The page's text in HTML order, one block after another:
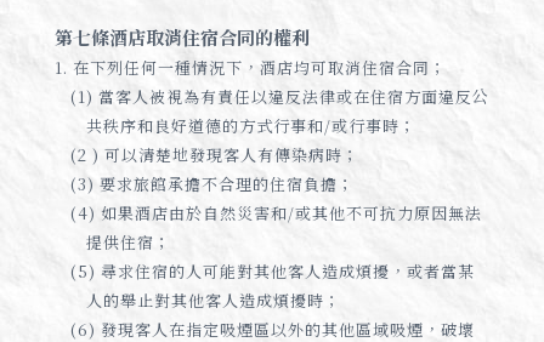
第七條酒店取消住宿合同的權利
1. 在下列任何一種情況下，酒店均可取消住宿合同；
(1) 當客人被視為有責任以違反法律或在住宿方面違反公
共秩序和良好道德的方式行事和/或行事時；
(2 ) 可以清楚地發現客人有傳染病時；
(3) 要求旅館承擔不合理的住宿負擔；
(4) 如果酒店由於自然災害和/或其他不可抗力原因無法
提供住宿；
(5) 尋求住宿的人可能對其他客人造成煩擾，或者當某
人的舉止對其他客人造成煩擾時；
(6) 發現客人在指定吸煙區以外的其他區域吸煙，破壞